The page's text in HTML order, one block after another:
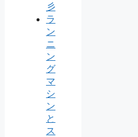
彡
ラ
ン
ニ
ン
グ
マ
シ
ン
と
ス